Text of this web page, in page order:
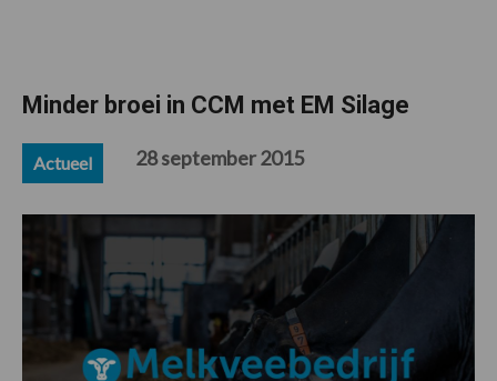
Minder broei in CCM met EM Silage
Actueel 28 september 2015